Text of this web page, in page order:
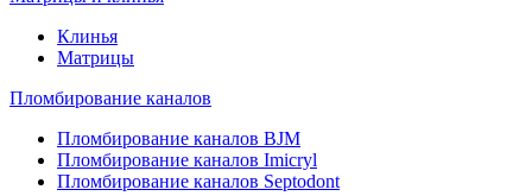
Клинья
Матрицы
Пломбирование каналов
Пломбирование каналов BJM
Пломбирование каналов Imicryl
Пломбирование каналов Septodont